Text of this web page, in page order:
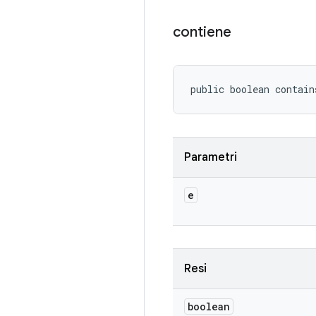
contiene
public boolean
Parametri
e
Resi
boolean